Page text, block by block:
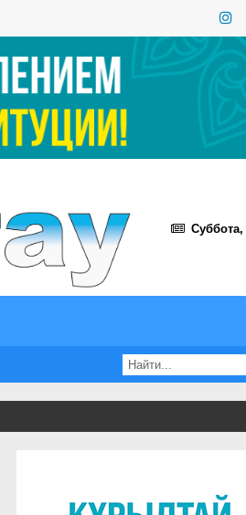
Суббота,